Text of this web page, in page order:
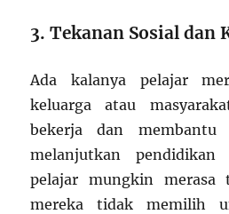
3. Tekanan Sosial dan
Ada kalanya pelajar
keluarga atau
bekerja dan membantu
melanjutkan pendidikan
pelajar mungkin merasa
mereka tidak memilih